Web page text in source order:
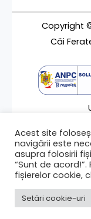
Copyright
Căi
Ultima
Acest site
navigării este
asupra folosirii
“Sunt de
fișierelor cookie,
Setări cookie-uri